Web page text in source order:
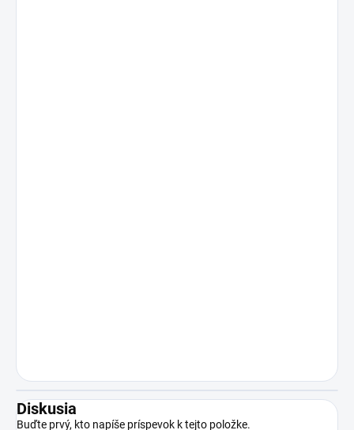
Diskusia
Buďte prvý, kto napíše príspevok k tejto položke.